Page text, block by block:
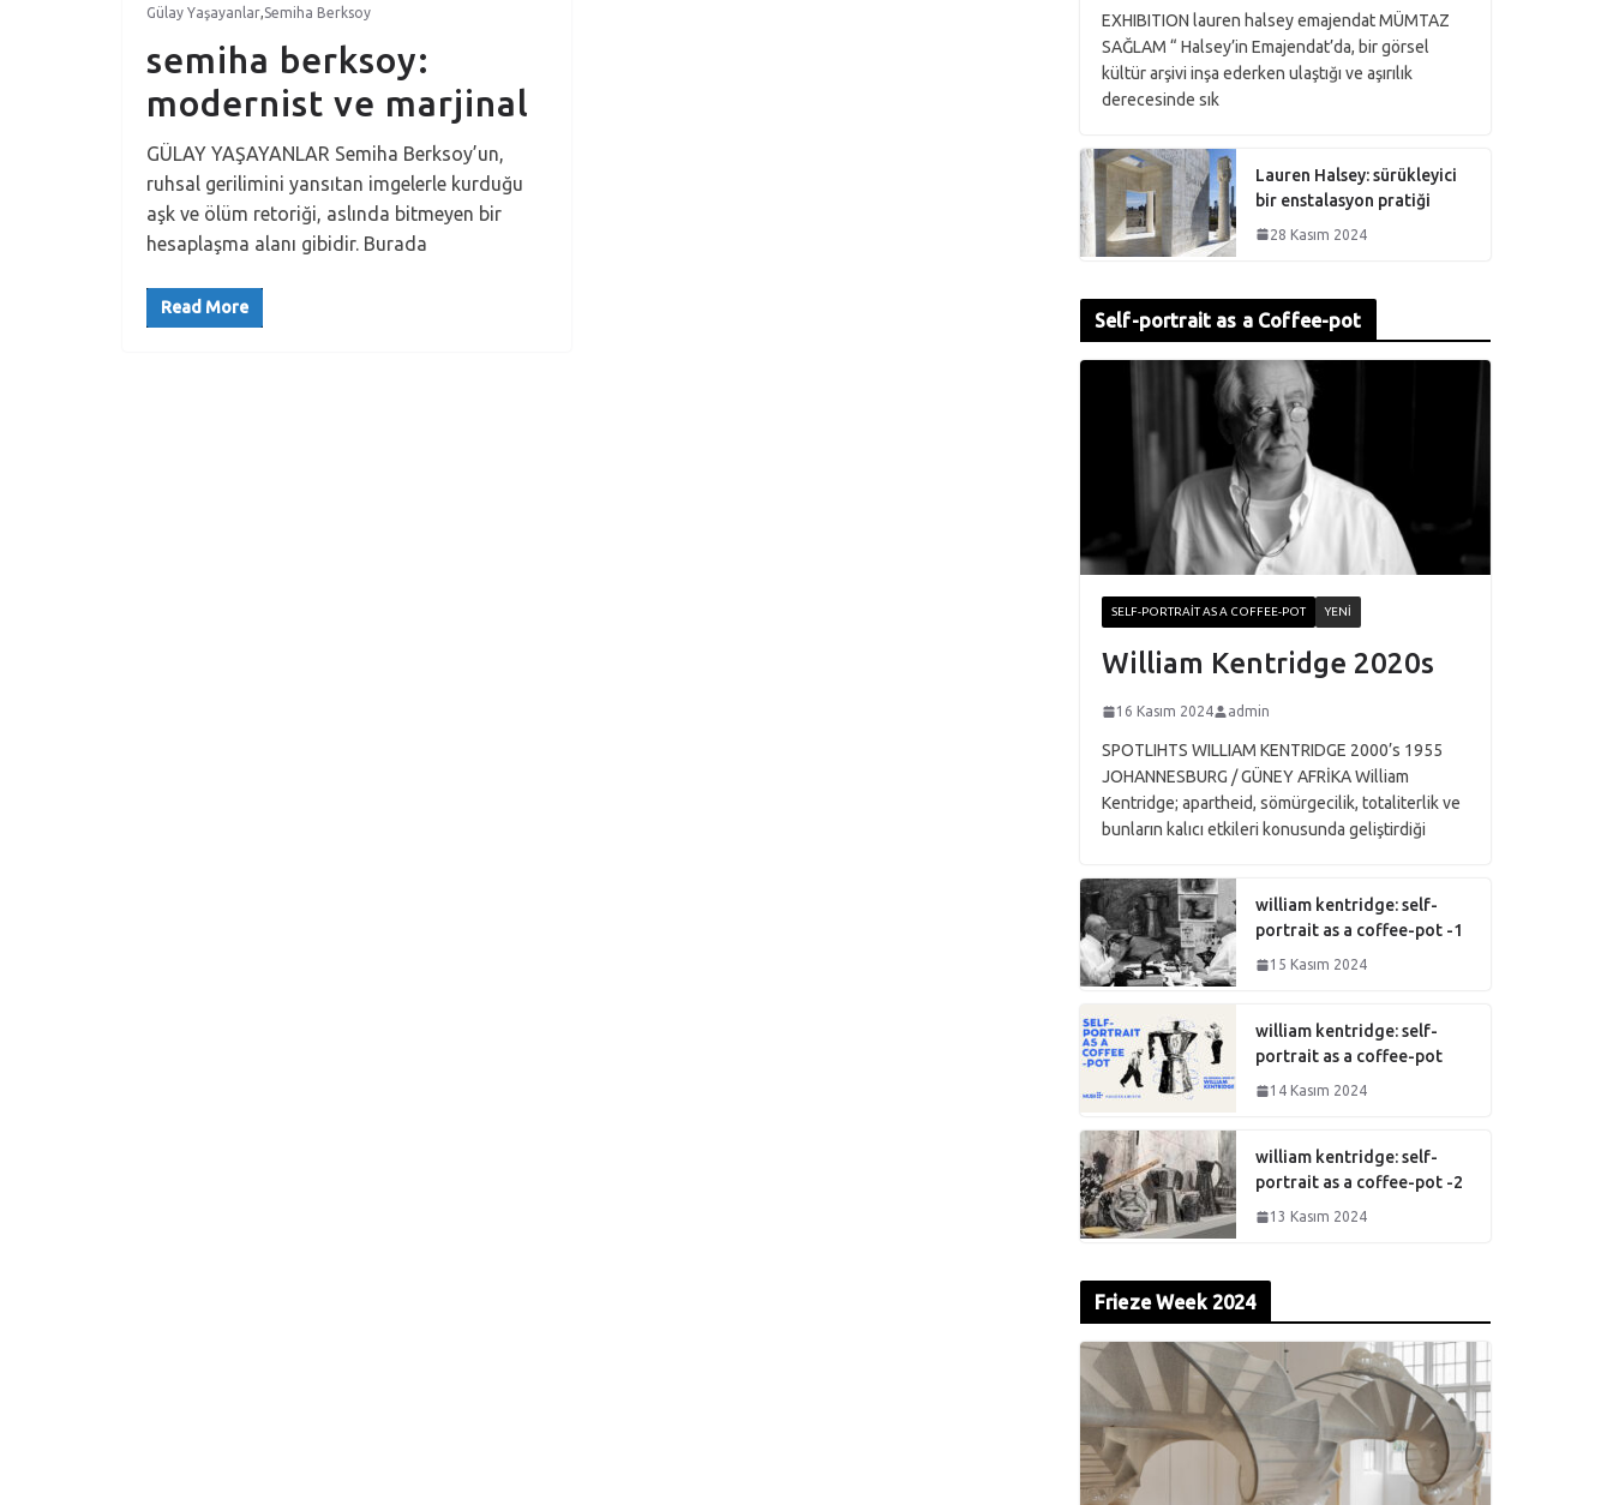
Gülay Yaşayanlar,Semiha Berksoy
semiha berksoy:
modernist ve marjinal
GÜLAY YAŞAYANLAR Semiha Berksoy’un,
ruhsal gerilimini yansıtan imgelerle kurduğu
aşk ve ölüm retoriği, aslında bitmeyen bir
hesaplaşma alanı gibidir. Burada
Read More
EXHIBITION lauren halsey emajendat MÜMTAZ
SAĞLAM “ Halsey’in Emajendat’da, bir görsel
kültür arşivi inşa ederken ulaştığı ve aşırılık
derecesinde sık
Lauren Halsey: sürükleyici
bir enstalasyon pratiği
28 Kasım 2024
Self-portrait as a Coffee-pot
SELF-PORTRAIT AS A COFFEE-POT YENI
William Kentridge 2020s
16 Kasım 2024 admin
SPOTLIHTS WILLIAM KENTRIDGE 2000’s 1955
JOHANNESBURG / GÜNEY AFRİKA William
Kentridge; apartheid, sömürgecilik, totaliterlik ve
bunların kalıcı etkileri konusunda geliştirdiği
william kentridge: self-
portrait as a coffee-pot -1
15 Kasım 2024
william kentridge: self-
portrait as a coffee-pot
14 Kasım 2024
william kentridge: self-
portrait as a coffee-pot -2
13 Kasım 2024
Frieze Week 2024